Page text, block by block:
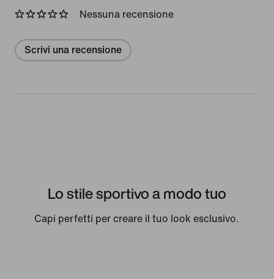
Nessuna recensione
Scrivi una recensione
Lo stile sportivo a modo tuo
Capi perfetti per creare il tuo look esclusivo.